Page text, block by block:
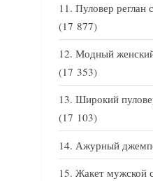
Пуловер реглан
(17 877)
Модный
(17 353)
Широкий
(17 103)
Ажурный
Жакет мужской